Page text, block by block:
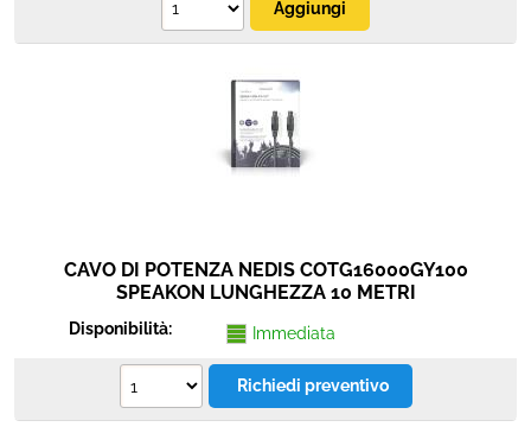
CAVO DI POTENZA NEDIS COTG16000GY100
SPEAKON LUNGHEZZA 10 METRI
Disponibilità: Immediata